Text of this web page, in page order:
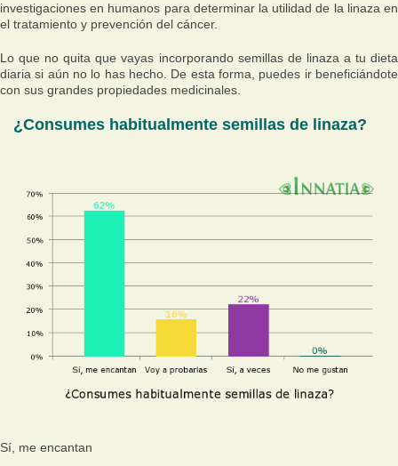
investigaciones en humanos para determinar la utilidad de la linaza en
el tratamiento y prevención del cáncer.
Lo que no quita que vayas incorporando semillas de linaza a tu dieta
diaria si aún no lo has hecho. De esta forma, puedes ir beneficiándote
con sus grandes propiedades medicinales.
¿Consumes habitualmente semillas de linaza?
Sí, me encantan